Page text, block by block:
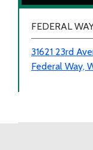
FEDERAL
31621 23rd
Federal Way,